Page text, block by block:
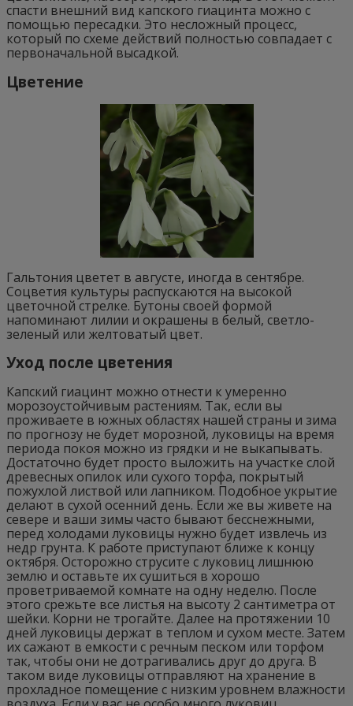
спасти внешний вид капского гиацинта можно с
помощью пересадки. Это несложный процесс,
который по схеме действий полностью совпадает с
первоначальной высадкой.
Цветение
Гальтония цветет в августе, иногда в сентябре.
Соцветия культуры распускаются на высокой
цветочной стрелке. Бутоны своей формой
напоминают лилии и окрашены в белый, светло-
зеленый или желтоватый цвет.
Уход после цветения
Капский гиацинт можно отнести к умеренно
морозоустойчивым растениям. Так, если вы
проживаете в южных областях нашей страны и зима
по прогнозу не будет морозной, луковицы на время
периода покоя можно из грядки и не выкапывать.
Достаточно будет просто выложить на участке слой
древесных опилок или сухого торфа, покрытый
пожухлой листвой или лапником. Подобное укрытие
делают в сухой осенний день. Если же вы живете на
севере и ваши зимы часто бывают бесснежными,
перед холодами луковицы нужно будет извлечь из
недр грунта. К работе приступают ближе к концу
октября. Осторожно струсите с луковиц лишнюю
землю и оставьте их сушиться в хорошо
проветриваемой комнате на одну неделю. После
этого срежьте все листья на высоту 2 сантиметра от
шейки. Корни не трогайте. Далее на протяжении 10
дней луковицы держат в теплом и сухом месте. Затем
их сажают в емкости с речным песком или торфом
так, чтобы они не дотрагивались друг до друга. В
таком виде луковицы отправляют на хранение в
прохладное помещение с низким уровнем влажности